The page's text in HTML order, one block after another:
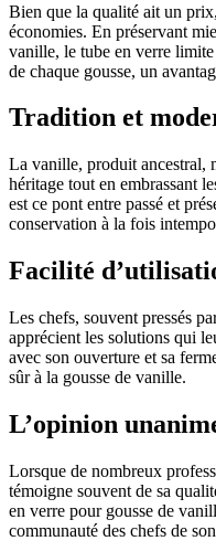
Bien que la qualité ait un
économies. En préservant
vanille, le tube en verre
de chaque gousse, un
Tradition et
La vanille, produit ancestral,
héritage tout en embrassant
est ce pont entre passé et
conservation à la fois
Facilité
Les chefs, souvent pressés
apprécient les solutions qui
avec son ouverture et sa
sûr à la gousse de vanille.
L’opinion
Lorsque de nombreux
témoigne souvent de sa
en verre pour gousse de
communauté des chefs de